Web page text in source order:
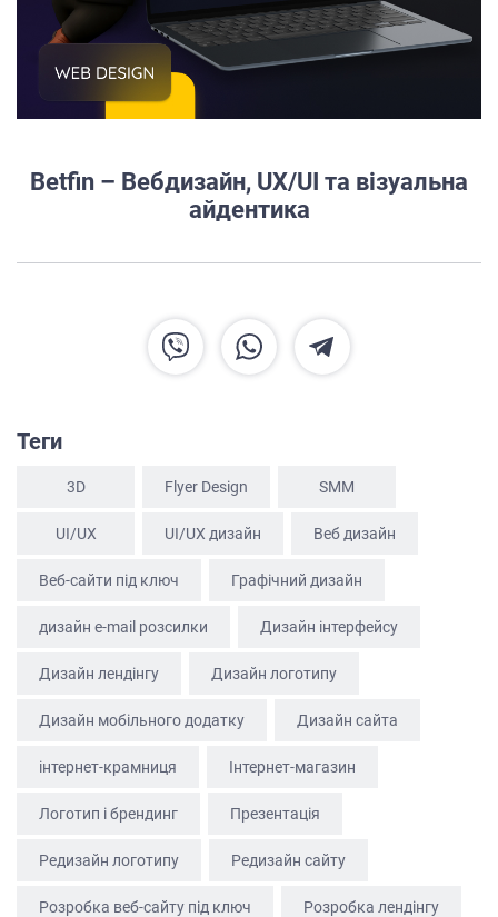
Betfin – Вебдизайн, UX/UI та візуальна
айдентика
Теги
3D Flyer Design SММ
UI/UX UI/UX дизайн Веб дизайн
Веб-сайти під ключ Графічний дизайн
дизайн e-mail розсилки Дизайн інтерфейсу
Дизайн лендінгу Дизайн логотипу
Дизайн мобільного додатку Дизайн сайта
інтернет-крамниця Інтернет-магазин
Логотип і брендинг Презентація
Редизайн логотипу Редизайн сайту
Розробка веб-сайту під ключ Розробка лендінгу
ПОСЛУГИ
ПОРТФОЛІО
БРИФИ
КАР’ЄРА
БЛОГ